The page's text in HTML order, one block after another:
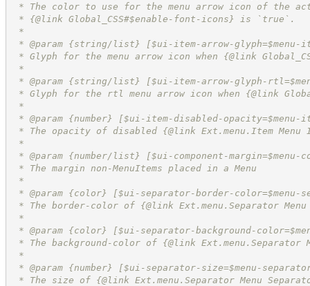
* The color to use for the menu arrow icon of the
* {@link Global_CSS#$enable-font-icons} is `true`.
*
* @param {string/list} [$ui-item-arrow-glyph=$menu-
* Glyph for the menu arrow icon when {@link
*
* @param {string/list} [$ui-item-arrow-glyph-
* Glyph for the rtl menu arrow icon when {@link
*
* @param {number} [$ui-item-disabled-
* The opacity of disabled {@link Ext.menu.Item Menu
*
* @param {number/list} [$ui-component-margin=$menu-
* The margin non-MenuItems placed in a Menu
*
* @param {color} [$ui-separator-border-
* The border-color of {@link Ext.menu.Separator
*
* @param {color} [$ui-separator-background-
* The background-color of {@link Ext.menu.Separator
*
* @param {number} [$ui-separator-size=$menu-
* The size of {@link Ext.menu.Separator Menu